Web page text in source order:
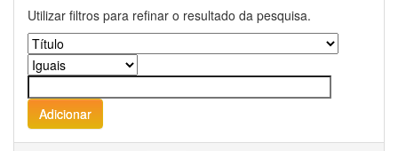
Utilizar filtros para refinar o resultado da pesquisa.